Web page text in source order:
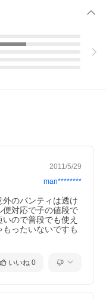
2011/5/29
man********
のパンティは透け
便対応で子の値段で
ので普段でも使え
ったいないですも
いいね 0